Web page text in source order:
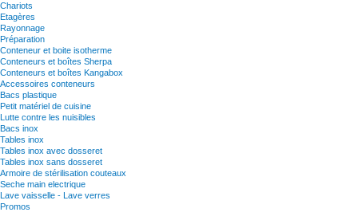
Chariots
Etagères
Rayonnage
Préparation
Conteneur et boite isotherme
Conteneurs et boîtes Sherpa
Conteneurs et boîtes Kangabox
Accessoires conteneurs
Bacs plastique
Petit matériel de cuisine
Lutte contre les nuisibles
Bacs inox
Tables inox
Tables inox avec dosseret
Tables inox sans dosseret
Armoire de stérilisation couteaux
Seche main electrique
Lave vaisselle - Lave verres
Promos